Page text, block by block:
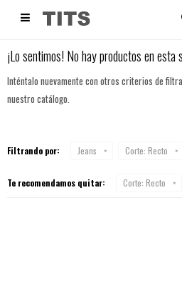
 NO SE HAN
¡Lo sentimos! No hay productos en esta
Inténtalo nuevamente con otros criterios de
nuestro catálogo.
Filtrando por: Jeans Corte: Recto
Te recomendamos quitar: Corte: Recto